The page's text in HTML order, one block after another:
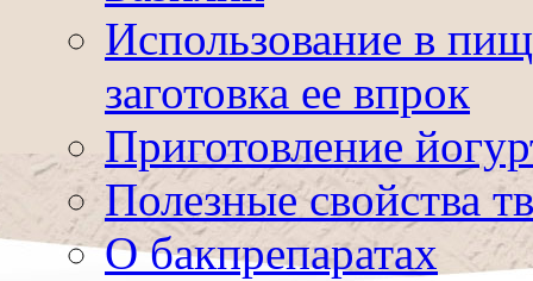
Использование в
заготовка ее впрок
Приготовление
Полезные свойства
О бакпрепаратах